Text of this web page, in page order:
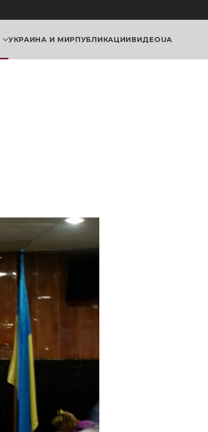
УКРАИНА И МИРПУБЛИКАЦИИВИДЕОUA